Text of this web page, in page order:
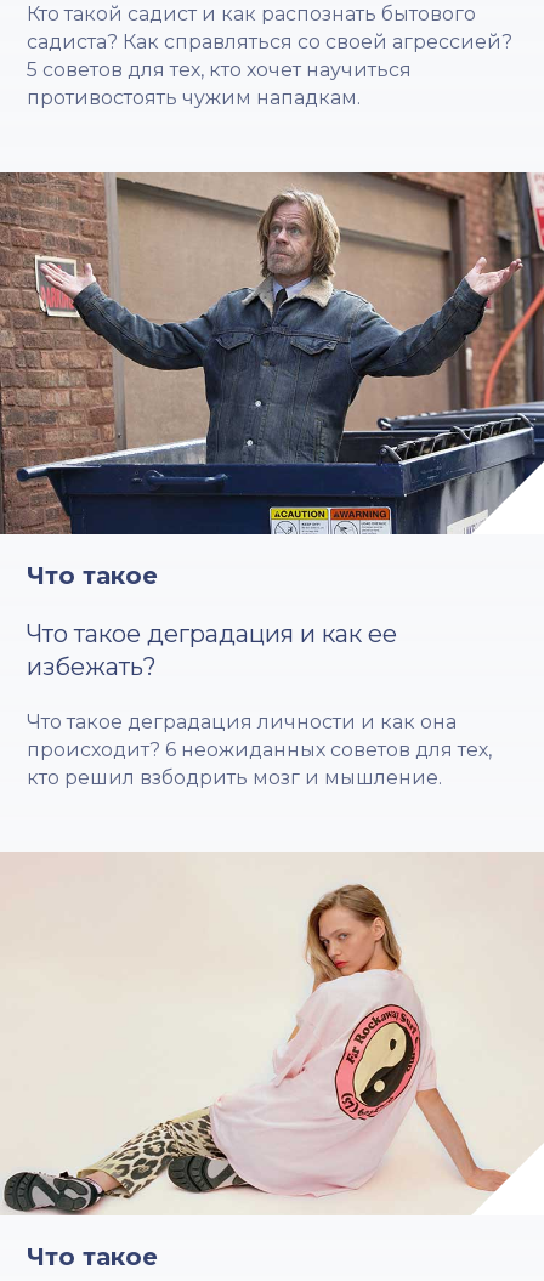
Кто такой садист и как распознать бытового
садиста? Как справляться со своей агрессией?
5 советов для тех, кто хочет научиться
противостоять чужим нападкам.
Что такое
Что такое деградация и как ее
избежать?
Что такое деградация личности и как она
происходит? 6 неожиданных советов для тех,
кто решил взбодрить мозг и мышление.
Что такое